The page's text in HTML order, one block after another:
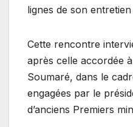
lignes de son
Cette rencontre
après celle accordée
Soumaré, dans le
engagées par le
d’anciens Premiers